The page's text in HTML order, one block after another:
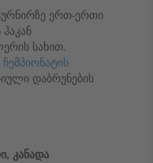
ერთ-ერთი
სახით.
დაბრუნების
კანადა